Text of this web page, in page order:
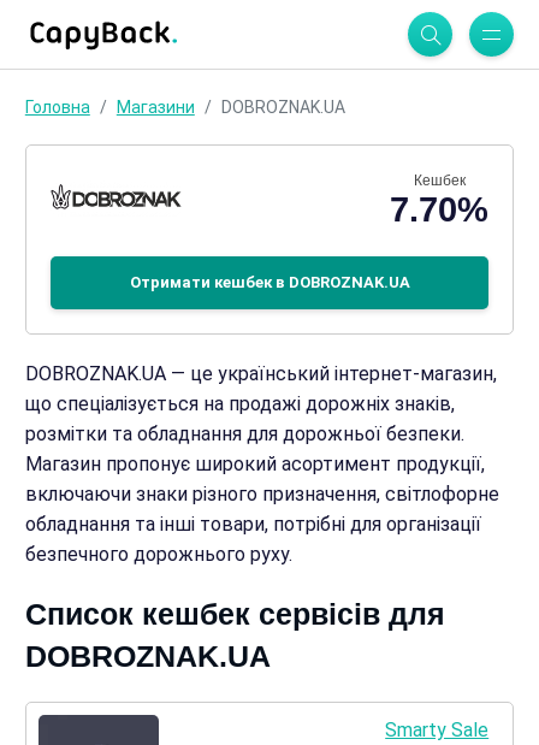
Головна Магазини DOBROZNAK.UA
Кешбек
7.70%
Отримати кешбек в DOBROZNAK.UA
DOBROZNAK.UA — це український інтернет-магазин,
що спеціалізується на продажі дорожніх знаків,
розмітки та обладнання для дорожньої безпеки.
Магазин пропонує широкий асортимент продукції,
включаючи знаки різного призначення, світлофорне
обладнання та інші товари, потрібні для організації
безпечного дорожнього руху.
Список кешбек сервісів для
DOBROZNAK.UA
Smarty Sale